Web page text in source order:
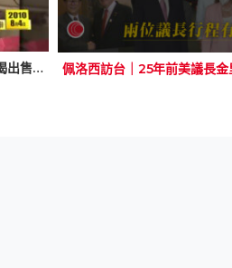
日日有頭條︰2010年八達通公司被揭出售個人資料 時任行政總裁陳碧鏵請辭